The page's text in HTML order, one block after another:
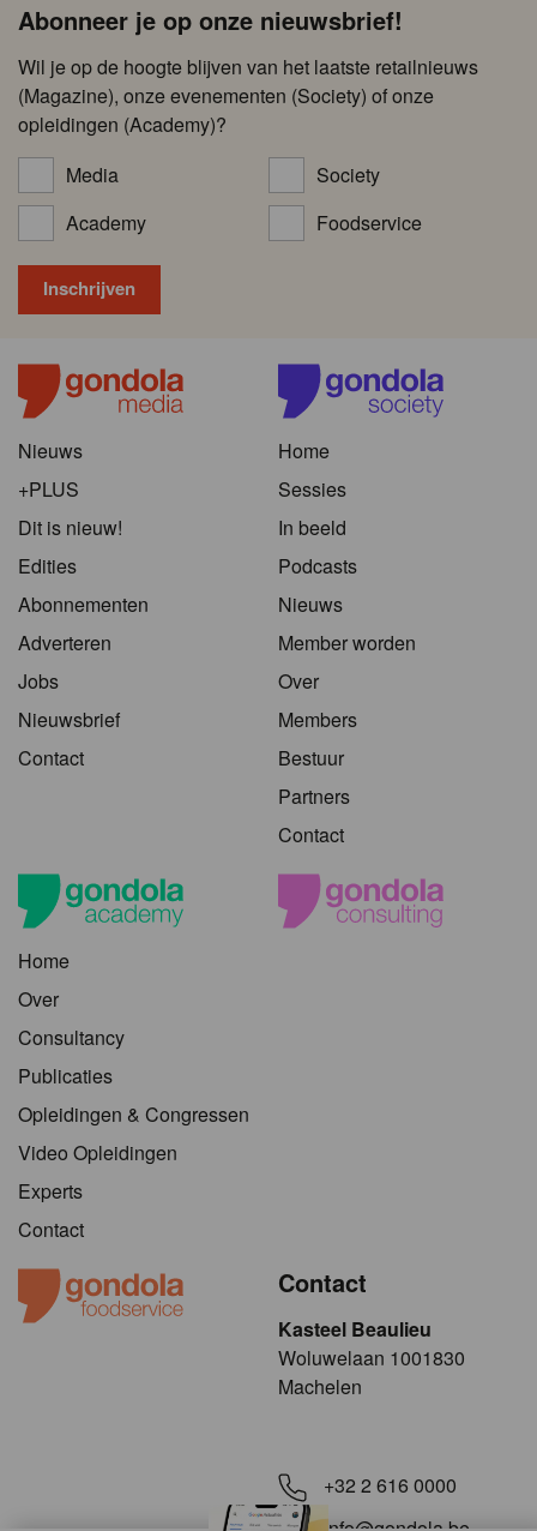
Abonneer je op onze nieuwsbrief!
Wil je op de hoogte blijven van het laatste retailnieuws
(Magazine), onze evenementen (Society) of onze
opleidingen (Academy)?
Media
Society
Academy
Foodservice
Nieuws
+PLUS
Dit is nieuw!
Edities
Abonnementen
Adverteren
Jobs
Nieuwsbrief
Contact
Home
Sessies
In beeld
Podcasts
Nieuws
Member worden
Over
Members
Bestuur
Partners
Contact
Home
Over
Consultancy
Publicaties
Opleidingen & Congressen
Video Opleidingen
Experts
Contact
Contact
Kasteel Beaulieu
​​​Woluwelaan 1001830
Machelen
+32 2 616 0000